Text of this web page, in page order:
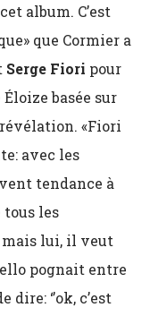
album. C’est
que Cormier a
Serge Fiori pour
basée sur
«Fiori
avec les
tendance à
tous les
lui, il veut
pognait entre
‘’ok, c’est